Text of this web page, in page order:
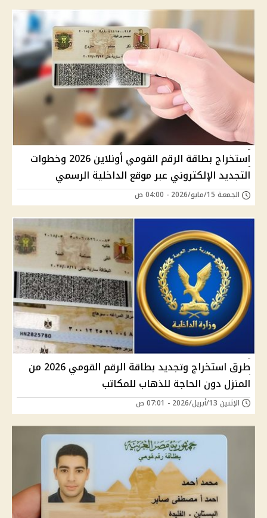
استخراج بطاقة الرقم القومي أونلاين 2026 وخطوات
التجديد الإلكتروني عبر موقع الداخلية الرسمي
الجمعة 15/مايو/2026 - 04:00 ص
طرق استخراج وتجديد بطاقة الرقم القومي 2026 من
المنزل دون الحاجة للذهاب للمكاتب
الإثنين 13/أبريل/2026 - 07:01 ص